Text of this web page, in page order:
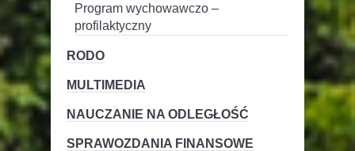
Program wychowawczo –
profilaktyczny
RODO
MULTIMEDIA
NAUCZANIE NA ODLEGŁOŚĆ
SPRAWOZDANIA FINANSOWE